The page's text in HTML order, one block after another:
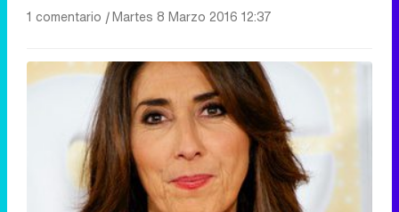
1 comentario |Martes 8 Marzo 2016 12:37